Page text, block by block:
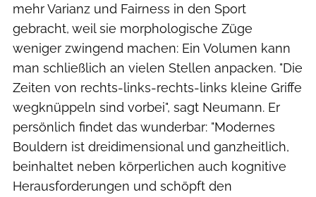
mehr Varianz und Fairness in den Sport
gebracht, weil sie morphologische Züge
weniger zwingend machen: Ein Volumen kann
man schließlich an vielen Stellen anpacken. "Die
Zeiten von rechts-links-rechts-links kleine Griffe
wegknüppeln sind vorbei", sagt Neumann. Er
persönlich findet das wunderbar: "Modernes
Bouldern ist dreidimensional und ganzheitlich,
beinhaltet neben körperlichen auch kognitive
Herausforderungen und schöpft den